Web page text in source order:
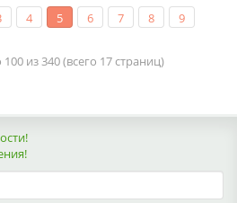
4 5 6 7 8
9
из 340 (всего 17 страниц)